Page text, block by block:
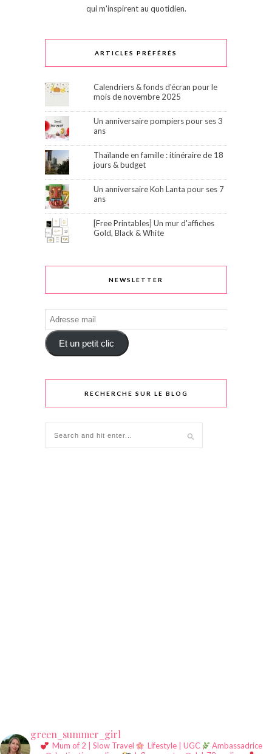
qui m'inspirent au quotidien.
ARTICLES PRÉFÉRÉS
Calendriers & fonds d'écran pour le
mois de novembre 2025
Un anniversaire pompiers pour ses 3
ans
Thaïlande en famille : itinéraire de 18
jours & budget
Un anniversaire Koh Lanta pour ses 7
ans
[Free Printables] Un mur d'affiches
Gold, Black & White
NEWSLETTER
Adresse
mail
Et un petit clic
RECHERCHE SUR LE BLOG
green_summer_girl
Mum of 2 | Slow Travel Lifestyle | UGC
Ambassadrice